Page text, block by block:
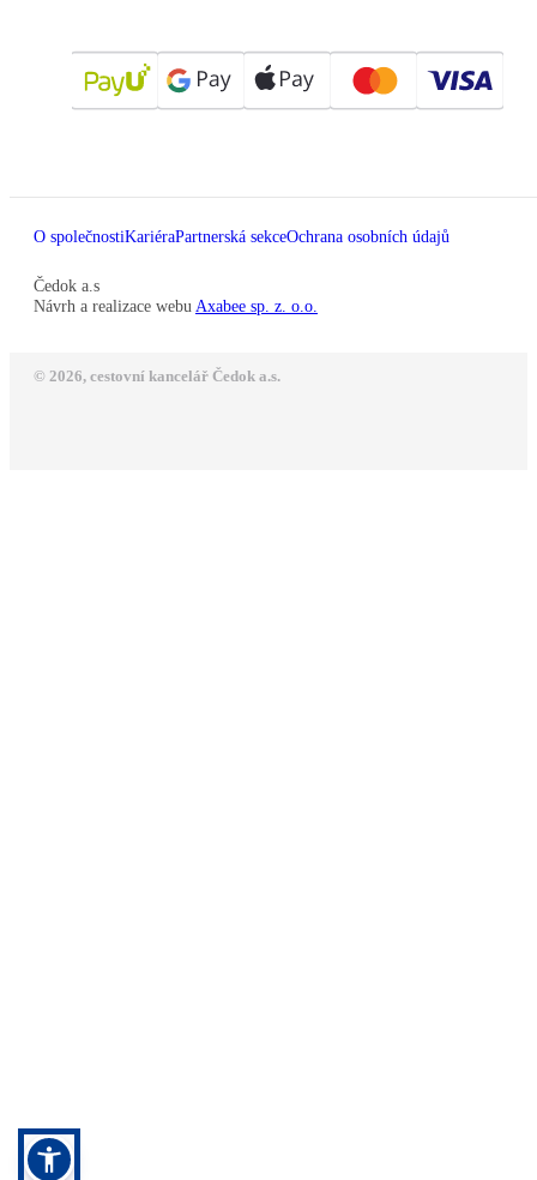
O společnostiKariéraPartnerská sekceOchrana osobních údajů
Čedok a.s
Návrh a realizace webu Axabee sp. z. o.o.
© 2026, cestovní kancelář Čedok a.s.